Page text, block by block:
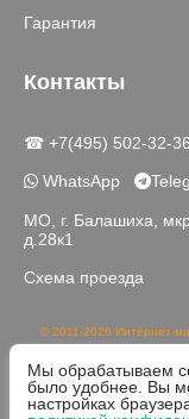
Гарантия
Контакты
☎ +7(495) 502-32-36
WhatsApp
МО, г. Балашиха,
д.28к1
Схема проезда
© 2011-2026 Интернет-
публичной офертой,
Реальный цвет товаров
различной
Мы обрабатываем
было удобнее. Вы
настройках